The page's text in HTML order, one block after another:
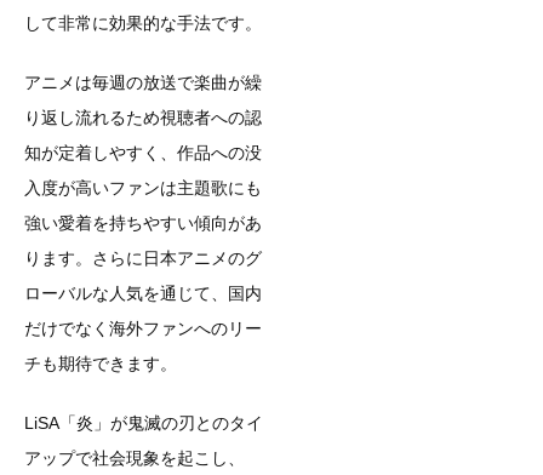
して非常に効果的な手法です。
アニメは毎週の放送で楽曲が繰
り返し流れるため視聴者への認
知が定着しやすく、作品への没
入度が高いファンは主題歌にも
強い愛着を持ちやすい傾向があ
ります。さらに日本アニメのグ
ローバルな人気を通じて、国内
だけでなく海外ファンへのリー
チも期待できます。
LiSA「炎」が鬼滅の刃とのタイ
アップで社会現象を起こし、